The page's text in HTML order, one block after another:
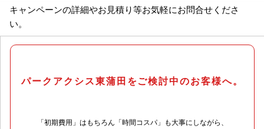
キャンペーンの詳細やお見積り等お気軽にお問合せくださ
い。
パークアクシス東蒲田をご検討中のお客様へ。
「初期費用」はもちろん「時間コスパ」も大事にしながら、